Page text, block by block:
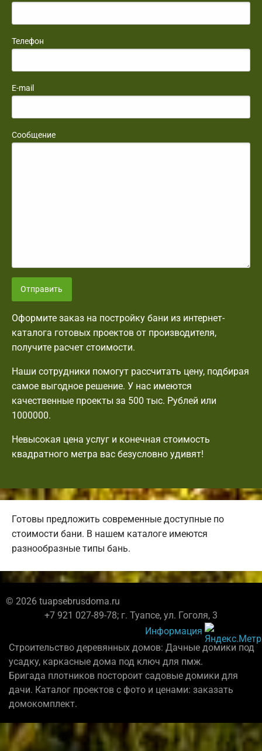
Телефон
E-mail
Сообщение
Отправить
Оформите заказ на постройку бани из интернет-
каталога готовых проектов от производителя,
получите расчет стоимости.
Наши сотрудники помогут рассчитать цену, подбирая
самое выгодное решение. У нас имеются
качественные проекты за 500 тыс. Рублей или
1000000.
Невысокая цена услуг и конечная стоимость
квадратного метра вас безусловно удивят!
Готовы предложить современные доступные по
стоимости бани. В нашем каталоге имеются
разнообразные типы бань.
© 2026 tuapsebrusdoma.ru
+7 921 027-89-78; г. Туапсе, ул. Гоголя, 3
Информация
Строительство деревянных домов: Дачные домики под
усадку, каркасные дома под ключ для пмж.
Бригада плотников постороит садовые домики для
дачи. Каталог проектов с фото и ценами: заказать
домокомплект.